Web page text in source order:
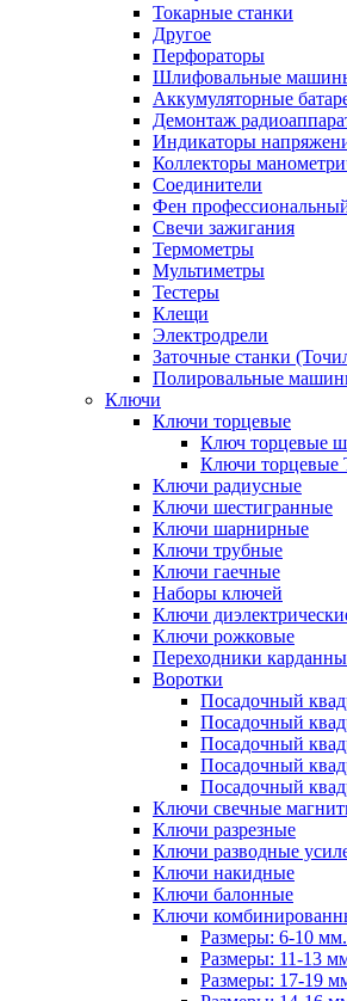
Токарные станки
Другое
Перфораторы
Шлифовальные
Аккумуляторные
Демонтаж
Индикаторы
Коллекторы
Соединители
Фен
Свечи зажигания
Термометры
Мультиметры
Тестеры
Клещи
Электродрели
Заточные станки
Полировальные
Ключи
Ключи торцевые
Ключ торцевые
Ключи торцевые
Ключи радиусные
Ключи шестигранные
Ключи шарнирные
Ключи трубные
Ключи гаечные
Наборы ключей
Ключи
Ключи рожковые
Переходники
Воротки
Посадочный
Посадочный
Посадочный
Посадочный
Посадочный
Ключи свечные
Ключи разрезные
Ключи разводные
Ключи накидные
Ключи балонные
Ключи
Размеры: 6-10 мм.
Размеры: 11-13
Размеры: 17-19